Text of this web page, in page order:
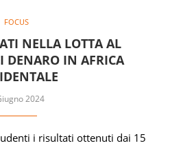
FOCUS
NELLA LOTTA AL
DENARO IN AFRICA
2024
i risultati ottenuti dai 15